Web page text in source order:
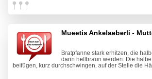
Mueetis Ankelaeberli -
Bratpfanne stark erhitzen, die
darin hellbraun werden. Die
beifügen, kurz durchschwingen, auf der Stelle die